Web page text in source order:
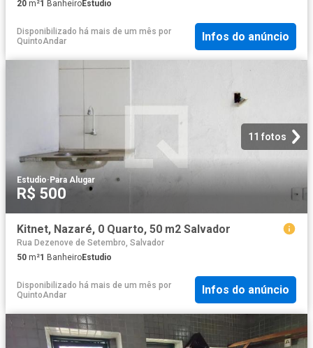
20 m²1 BanheiroEstudio
Disponibilizado há mais de um mês por
QuintoAndar
Infos do anúncio
11 fotos
Estudio· Para Alugar
R$ 500
Kitnet, Nazaré, 0 Quarto, 50 m2 Salvador
Rua Dezenove de Setembro, Salvador
50 m²1 BanheiroEstudio
Disponibilizado há mais de um mês por
QuintoAndar
Infos do anúncio